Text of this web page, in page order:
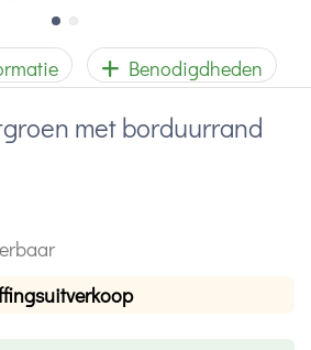
Benodigdheden
met borduurrand